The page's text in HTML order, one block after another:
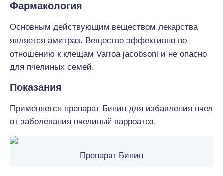
Фармакология
Основным действующим веществом лекарства
является амитраз. Вещество эффективно по
отношению к клещам Varroa jacobsoni и не опасно
для пчелиных семей.
Показания
Применяется препарат Бипин для избавления пчел
от заболевания пчелиный варроатоз.
Препарат Бипин